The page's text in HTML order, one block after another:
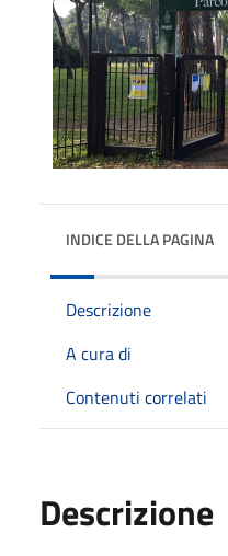
INDICE DELLA PAGINA
Descrizione
A cura di
Contenuti correlati
Descrizione